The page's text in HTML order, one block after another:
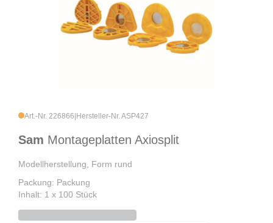
Art.-Nr. 226866 Hersteller-Nr. ASP427
Sam Montageplatten Axiosplit
Modellherstellung, Form rund
Packung: Packung
Inhalt: 1 x 100 Stück